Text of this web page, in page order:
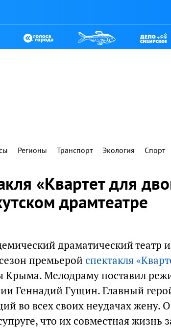
Регионы Транспорт Экология Спорт
«Квартет для
драмтеатре
драматический театр
премьерой спектакля
Крыма. Мелодраму поставил
Геннадий Гущин. Главный
во всех своих неудачах жену.
что их совместная жизнь